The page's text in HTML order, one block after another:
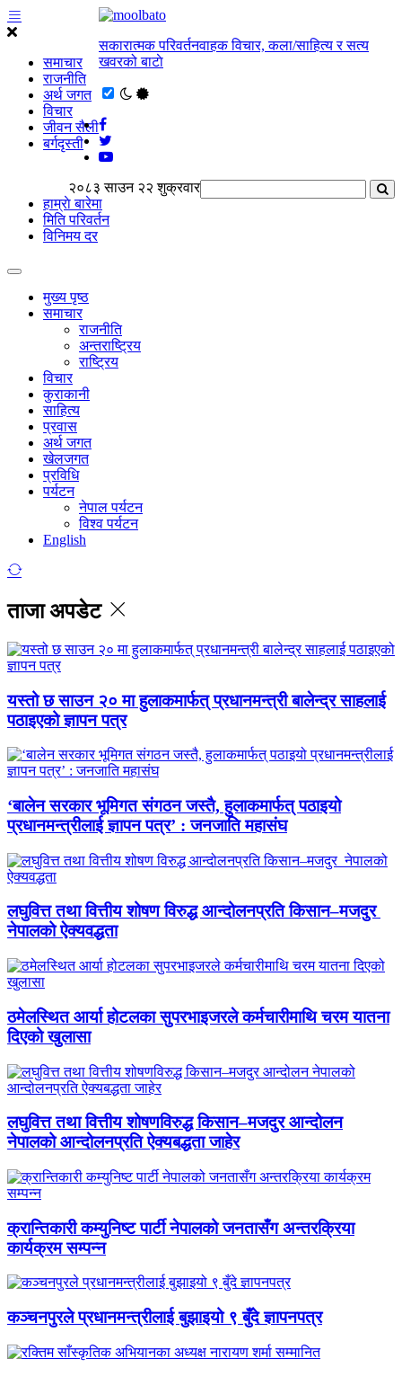
समाचार
राजनीति
अर्थ जगत
विचार
जीवन सैली
बर्गदृस्ती
सकारात्मक परिवर्तनवाहक विचार, कला/साहित्य र सत्य
खवरको बाटाे
२०८३ साउन २२ शुक्रवार
हाम्राे बारेमा
मिति परिवर्तन
विनिमय दर
मुख्य पृष्ठ
समाचार
राजनीति
अन्तराष्ट्रिय
राष्ट्रिय
विचार
कुराकानी
साहित्य
प्रवास
अर्थ जगत
खेलजगत
प्रविधि
पर्यटन
नेपाल पर्यटन
विश्व पर्यटन
English
ताजा अपडेट
यस्तो छ साउन २० मा हुलाकमार्फत् प्रधानमन्त्री बालेन्द्र साहलाई
पठाइएको ज्ञापन पत्र
‘बालेन सरकार भूमिगत संगठन जस्तै, हुलाकमार्फत् पठाइयो
प्रधानमन्त्रीलाई ज्ञापन पत्र’ : जनजाति महासंघ
लघुवित्त तथा वित्तीय शोषण विरुद्ध आन्दोलनप्रति किसान–मजदुर
नेपालको ऐक्यवद्धता
ठमेलस्थित आर्या होटलका सुपरभाइजरले कर्मचारीमाथि चरम यातना
दिएको खुलासा
लघुवित्त तथा वित्तीय शोषणविरुद्ध किसान–मजदुर आन्दोलन
नेपालको आन्दोलनप्रति ऐक्यबद्धता जाहेर
क्रान्तिकारी कम्युनिष्ट पार्टी नेपालको जनतासँग अन्तरक्रिया
कार्यक्रम सम्पन्न
कञ्चनपुरले प्रधानमन्त्रीलाई बुझाइयो ९ बुँदे ज्ञापनपत्र